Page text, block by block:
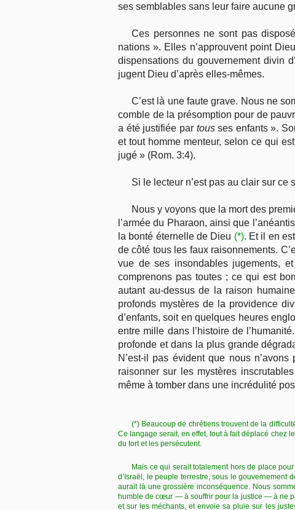
ses semblables sans leur faire aucune
Ces personnes ne sont pas
nations ». Elles n’approuvent point
dispensations du gouvernement divin
jugent Dieu d’après elles-mêmes.
C’est là une faute grave. Nous ne
comble de la présomption pour de
a été justifiée par tousses enfants ».
et tout homme menteur, selon ce qui
jugé » (Rom. 3:4).
Si le lecteur n’est pas au clair sur ce
Nous y voyons que la mort des
l’armée du Pharaon, ainsi que
la bonté éternelle de Dieu (*). Et il en
de côté tous les faux raisonnements.
vue de ses insondables jugements,
comprenons pas toutes ; ce qui est
autant au-dessus de la raison
profonds mystères de la providence
d’enfants, soit en quelques heures
entre mille dans l’histoire de
profonde et dans la plus grande
N’est-il pas évident que nous
raisonner sur les mystères
même à tomber dans une incrédulité
(*) Beaucoup de chrétiens trouvent de la
Ce langage serait, en effet, tout à fait déplacé chez
du tort et les persécutent.
Mais ce qui serait totalement hors de place
d’Israël, le peuple terrestre, sous le gouvernement
aurait là une grossière inconséquence. Nous
humble de cœur — à souffrir pour la justice — à ne
et sur les méchants, et envoie sa pluie sur les